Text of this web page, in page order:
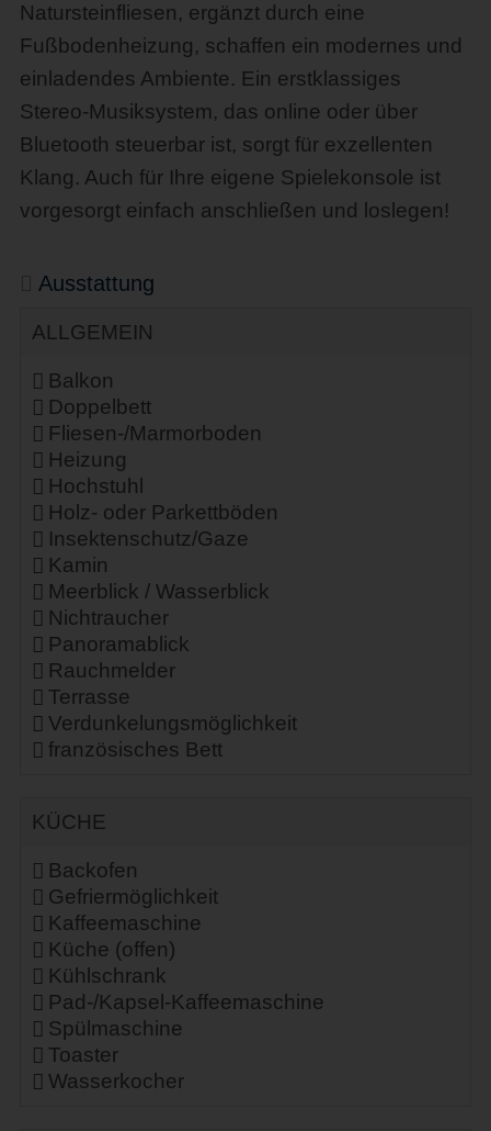
Natursteinfliesen, ergänzt durch eine
Fußbodenheizung, schaffen ein modernes und
einladendes Ambiente. Ein erstklassiges
Stereo-Musiksystem, das online oder über
Bluetooth steuerbar ist, sorgt für exzellenten
Klang. Auch für Ihre eigene Spielekonsole ist
vorgesorgt einfach anschließen und loslegen!
Ausstattung
ALLGEMEIN
Balkon
Doppelbett
Fliesen-/Marmorboden
Heizung
Hochstuhl
Holz- oder Parkettböden
Insektenschutz/Gaze
Kamin
Meerblick / Wasserblick
Nichtraucher
Panoramablick
Rauchmelder
Terrasse
Verdunkelungsmöglichkeit
französisches Bett
KÜCHE
Backofen
Gefriermöglichkeit
Kaffeemaschine
Küche (offen)
Kühlschrank
Pad-/Kapsel-Kaffeemaschine
Spülmaschine
Toaster
Wasserkocher